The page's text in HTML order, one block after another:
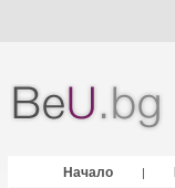
Начало |